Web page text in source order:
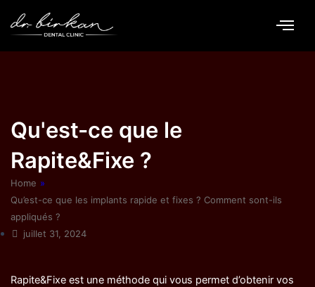
Qu'est-ce que le
Rapite&Fixe ?
Home »
Qu’est-ce que les implants rapide et fixes ? Comment sont-ils
appliqués ?
juillet 31, 2024
Rapite&Fixe est une méthode qui vous permet d’obtenir vos